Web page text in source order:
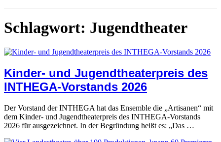
Schlagwort: Jugendtheater
Kinder- und Jugendtheaterpreis des
INTHEGA-Vorstands 2026
Der Vorstand der INTHEGA hat das Ensemble die „Artisanen“ mit
dem Kinder- und Jugendtheaterpreis des INTHEGA-Vorstands
2026 für ausgezeichnet. In der Begründung heißt es: „Das …